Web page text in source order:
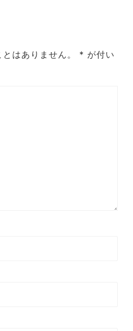
はありません。 * が付い